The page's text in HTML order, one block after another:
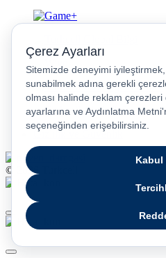
Gizlilik ve Güvenlik
© 2026 Turkcell